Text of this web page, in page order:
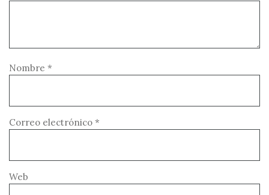
Nombre *
Correo electrónico *
Web